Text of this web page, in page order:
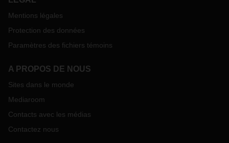
Mentions légales
Protection des données
Paramètres des fichiers témoins
A PROPOS DE NOUS
Sites dans le monde
Mediaroom
Contacts avec les médias
Contactez nous